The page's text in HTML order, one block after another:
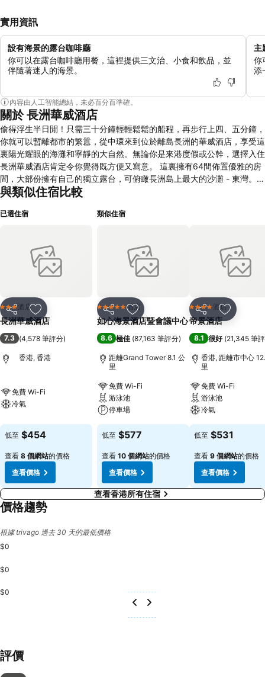
實用資訊
設有海景的露台咖啡廳
你可以在露台咖啡廳用餐，這裡提供三文治、小食和飲品，並
伴隨著迷人的海景。
主
你
添
內容由人工智能總結，未必百分百準確。
關於 長洲華威酒店
偷得浮生半日閒！只需三十分鐘輕輕鬆鬆的船程，再步行上四、五分鐘，
你就可以暫離都市的繁囂，從中環來到位於離島長洲的華威酒店，享受這
裏陽光耀眼的海灘和寧靜的大自然。無論你是來港度假或公幹，選擇入住
長洲華威酒店肯定令你覺得既方便又寫意。 這裏擁有64間佈置優雅的房
間，大部份擁有自己的獨立露台，可俯瞰長洲島上最大的沙灘 - 東灣。你
可以選擇在酒店的泳池旁邊輕鬆一下，或者走幾步到酒店毗鄰的東灣海灘
戶外燒烤場及露天茶座，可任選各款中、西式精選美食，別具本土風味。
與類似住宿比較
已選住宿
分享 放到收藏夾
3 星級酒店
長洲華威酒店
7.3 (4,578 筆評分)
香港, 香港
免費 Wi-Fi
冷氣
低至 $454
查看 8 個網站的價格
查看價格
類似住宿
分享 放到收藏夾
5 星級 酒店
如心海景酒店暨會議中心
8.6 極佳 (87,163 筆評分)
距離Grand Tower 8.1 公
里
免費 Wi-Fi
游泳池
停車場
低至 $577
查看 10 個網站的價格
查看價格
分享 放到收藏
4 星級 酒店
帝景酒店
8.1 很好 (21,345 筆
香港, 距離市中心
里
免費 Wi-Fi
游泳池
冷氣
低至 $531
查看 9 個網站的價格
查看價格
查看香港所有住宿
價格趨勢
根據 trivago 過去 30 天的最低價格
$0
$0
$0
評價